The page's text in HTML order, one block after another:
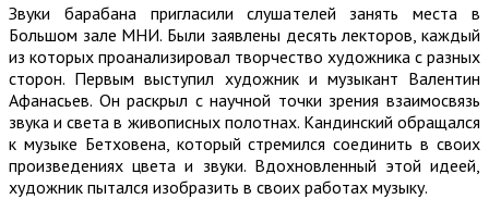
Звуки барабана пригласили слушателей занять места в
Большом зале МНИ. Были заявлены десять лекторов, каждый
из которых проанализировал творчество художника с разных
сторон. Первым выступил художник и музыкант Валентин
Афанасьев. Он раскрыл с научной точки зрения взаимосвязь
звука и света в живописных полотнах. Кандинский обращался
к музыке Бетховена, который стремился соединить в своих
произведениях цвета и звуки. Вдохновленный этой идеей,
художник пытался изобразить в своих работах музыку.